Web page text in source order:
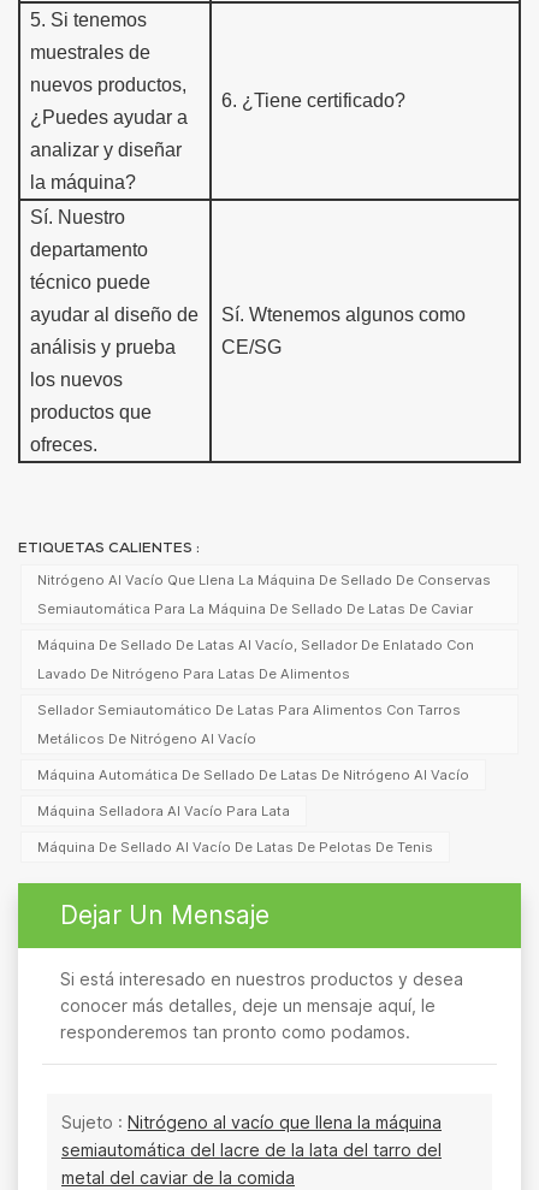
5. Si tenemos
muestra les de
nuevos productos,
¿Puedes ayudar a
analizar y diseñar
la máquina?
6. ¿Tiene certificado?
Sí. Nuestro
departamento
técnico puede
ayudar al diseño de
análisis y prueba
los nuevos
productos que
ofreces.
Sí. Wtenemos algunos como
CE/SG
ETIQUETAS CALIENTES :
Nitrógeno Al Vacío Que Llena La Máquina De Sellado De Conservas
Semiautomática Para La Máquina De Sellado De Latas De Caviar
Máquina De Sellado De Latas Al Vacío, Sellador De Enlatado Con
Lavado De Nitrógeno Para Latas De Alimentos
Sellador Semiautomático De Latas Para Alimentos Con Tarros
Metálicos De Nitrógeno Al Vacío
Máquina Automática De Sellado De Latas De Nitrógeno Al Vacío
Máquina Selladora Al Vacío Para Lata
Máquina De Sellado Al Vacío De Latas De Pelotas De Tenis
Dejar Un Mensaje
Si está interesado en nuestros productos y desea
conocer más detalles, deje un mensaje aquí, le
responderemos tan pronto como podamos.
Sujeto : Nitrógeno al vacío que llena la máquina
semiautomática del lacre de la lata del tarro del
metal del caviar de la comida